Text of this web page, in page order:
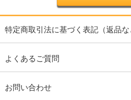
特定商取引法に基づく表記（返品な
よくあるご質問
お問い合わせ